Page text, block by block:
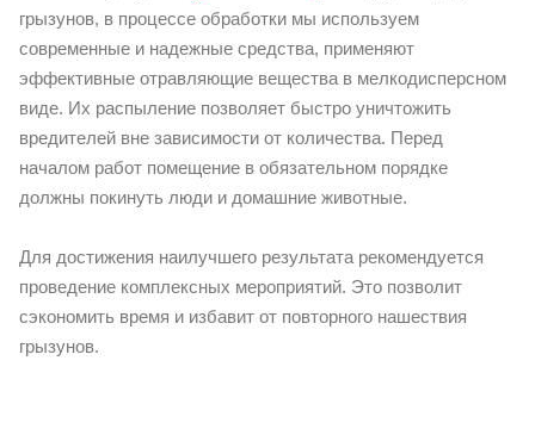
грызунов, в процессе обработки мы используем
современные и надежные средства, применяют
эффективные отравляющие вещества в мелкодисперсном
виде. Их распыление позволяет быстро уничтожить
вредителей вне зависимости от количества. Перед
началом работ помещение в обязательном порядке
должны покинуть люди и домашние животные.
Для достижения наилучшего результата рекомендуется
проведение комплексных мероприятий. Это позволит
сэкономить время и избавит от повторного нашествия
грызунов.